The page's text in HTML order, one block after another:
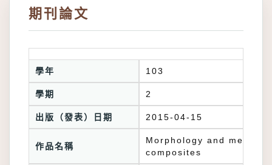
期刊論文
學年 103
學期 2
出版（發表）日期 2015-04-15
作品名稱
Morphology and
composites